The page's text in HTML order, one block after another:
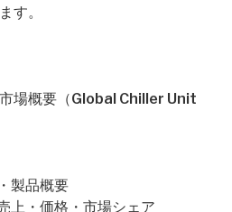
す。
場概要（Global Chiller Unit
製品概要
上・価格・市場シェア